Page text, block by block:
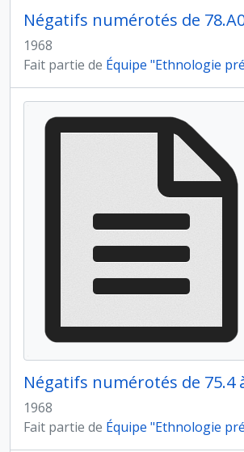
Négatifs numérotés de
1968
Fait partie de Équipe "Ethnologie
Négatifs numérotés de 75.4
1968
Fait partie de Équipe "Ethnologie